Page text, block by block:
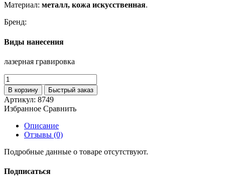
Материал: металл, кожа искусственная.
Бренд:
Виды нанесения
лазерная гравировка
В корзину Быстрый заказ
Артикул: 8749
Избранное Сравнить
Описание
Отзывы (0)
Подробные данные о товаре отсутствуют.
Подписаться